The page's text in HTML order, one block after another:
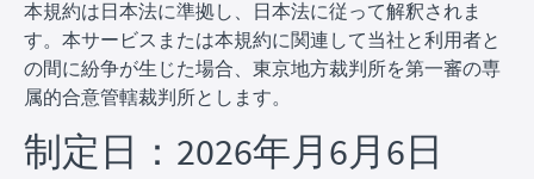
本規約は日本法に準拠し、日本法に従って解釈されま
す。本サービスまたは本規約に関連して当社と利用者と
の間に紛争が生じた場合、東京地方裁判所を第一審の専
属的合意管轄裁判所とします。
制定日：2026年月6月6日